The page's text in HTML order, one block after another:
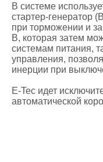
В системе
стартер-генератор
при торможении и
В, которая затем
системам питания,
управления,
инерции при
E-Tec идет
автоматической